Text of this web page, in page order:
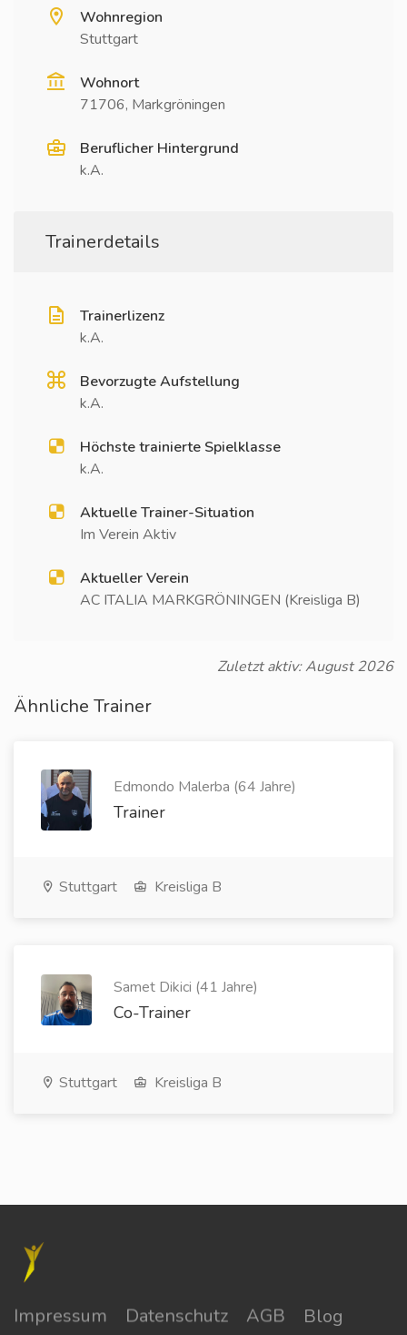
Wohnregion
Stuttgart
Wohnort
71706, Markgröningen
Beruflicher Hintergrund
k.A.
Trainerdetails
Trainerlizenz
k.A.
Bevorzugte Aufstellung
k.A.
Höchste trainierte Spielklasse
k.A.
Aktuelle Trainer-Situation
Im Verein Aktiv
Aktueller Verein
AC ITALIA MARKGRÖNINGEN (Kreisliga B)
Zuletzt aktiv: August 2026
Ähnliche Trainer
Edmondo Malerba (64 Jahre)
Trainer
Stuttgart Kreisliga B
Samet Dikici (41 Jahre)
Co-Trainer
Stuttgart Kreisliga B
Impressum Datenschutz AGB
Blog